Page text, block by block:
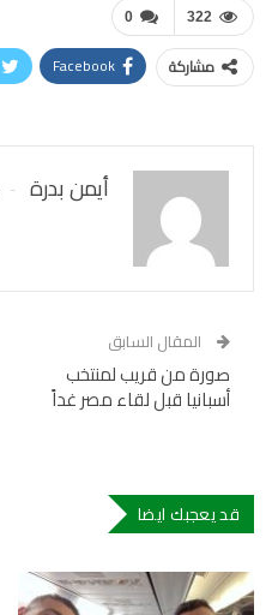
0 322
مشاركة Facebook
أيمن بدرة
المقال السابق
صورة من قريب لمنتخب
أسبانيا قبل لقاء مصر غداً
قد يعجبك ايضا